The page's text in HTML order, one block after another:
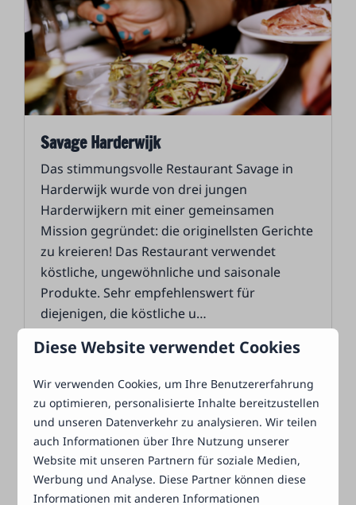
Savage Harderwijk
Das stimmungsvolle Restaurant Savage in
Harderwijk wurde von drei jungen
Harderwijkern mit einer gemeinsamen
Mission gegründet: die originellsten Gerichte
zu kreieren! Das Restaurant verwendet
köstliche, ungewöhnliche und saisonale
Produkte. Sehr empfehlenswert für
diejenigen, die köstliche u…
In Parknähe: 3km
Diese Website verwendet Cookies
Wir verwenden Cookies, um Ihre Benutzererfahrung
zu optimieren, personalisierte Inhalte bereitzustellen
und unseren Datenverkehr zu analysieren. Wir teilen
auch Informationen über Ihre Nutzung unserer
Website mit unseren Partnern für soziale Medien,
Werbung und Analyse. Diese Partner können diese
Informationen mit anderen Informationen